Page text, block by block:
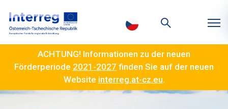
ACHTUNG! Informationen zu der neuen
Förderperiode 2021-2027 finden Sie auf der neuen
Website interreg.at-cz.eu.